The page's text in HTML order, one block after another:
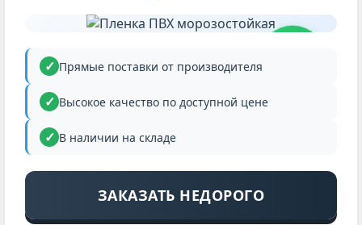
Прямые поставки от производителя
Высокое качество по доступной цене
В наличии на складе
ЗАКАЗАТЬ НЕДОРОГО